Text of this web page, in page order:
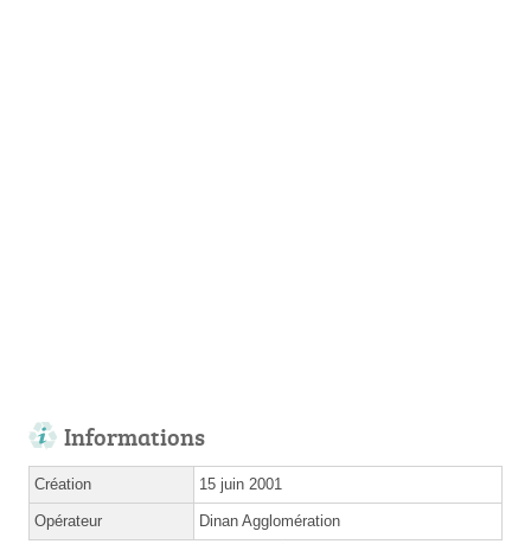
Informations
Création 15 juin 2001
Opérateur Dinan Agglomération